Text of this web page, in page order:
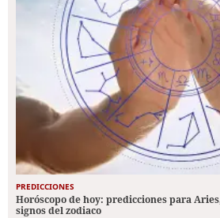
PREDICCIONES
Horóscopo de hoy: predicciones para
signos del zodiaco